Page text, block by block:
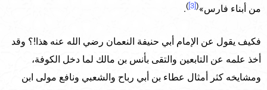
من أبناء فارس»(
)
.
فكيف يقول عن الإمام أبي حنيفة النعمان رضي الله عنه هذا!؟ وقد
أخذ علمه عن التابعين والتقى بأنس بن مالك لما دخل الكوفة،
ومشايخه كثر أمثال عطاء بن أبي رباح والشعبي ونافع مولى ابن